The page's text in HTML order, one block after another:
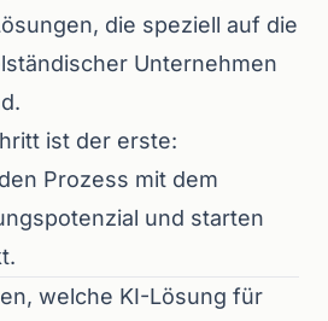
die speziell auf die
Unternehmen
ist der erste:
Prozess mit dem
und starten
welche KI-Lösung für